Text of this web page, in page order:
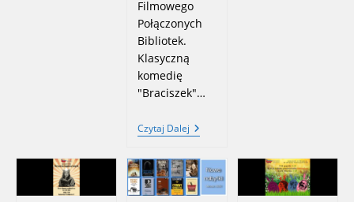
Filmowego
Połączonych
Bibliotek.
Klasyczną
komedię
"Braciszek"…
Czytaj DalejSpotkanie
Klubu
Połączonych
Bibliotek